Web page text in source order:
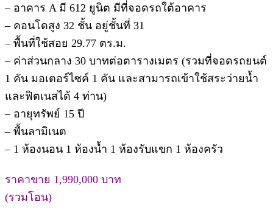
– อาคาร A มี 612 ยูนิต มีที่จอดรถใต้อาคาร
– คอนโดสูง 32 ชั้น อยู่ชั้นที่ 31
– พื้นที่ใช้สอย 29.77 ตร.ม.
– ค่าส่วนกลาง 30 บาทต่อตารางเมตร (รวมที่จอดรถยนต์
1 คัน มอเตอร์ไซค์ 1 คัน และสามารถเข้าใช้สระว่ายน้ำ
และฟิตเนสได้ 4 ท่าน)
– อายุทรัพย์ 15 ปี
– พื้นลามิเนต
– 1 ห้องนอน 1 ห้องน้ำ 1 ห้องรับแขก 1 ห้องครัว
ราคาขาย 1,990,000 บาท
(รวมโอน)